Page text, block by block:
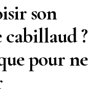
son
?
pour ne